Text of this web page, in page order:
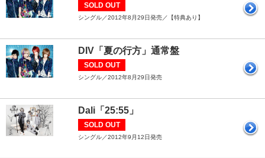
SOLD OUT
シングル／2012年8月29日発売／【特典あり】
DIV「夏の行方」通常盤
SOLD OUT
シングル／2012年8月29日発売
Dali「25:55」
SOLD OUT
シングル／2012年9月12日発売